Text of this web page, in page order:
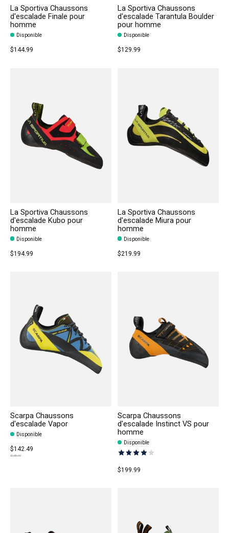
La Sportiva Chaussons
d'escalade Finale pour
homme
Disponible
$144.99
La Sportiva Chaussons
d'escalade Tarantula Boulder
pour homme
Disponible
$129.99
La Sportiva Chaussons
d'escalade Kubo pour
homme
Disponible
$194.99
La Sportiva Chaussons
d'escalade Miura pour
homme
Disponible
$219.99
Scarpa Chaussons
d'escalade Vapor
Disponible
$142.49
$189.99
Scarpa Chaussons
d'escalade Instinct VS pour
homme
Disponible
The rating of this product is
$199.99